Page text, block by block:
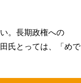
。長期政権への
氏とっては、「めで